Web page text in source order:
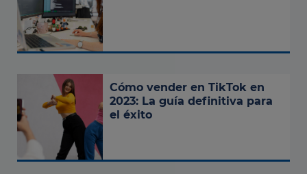
Cómo vender en TikTok en
2023: La guía definitiva para
el éxito